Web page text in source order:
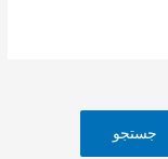
جستجو